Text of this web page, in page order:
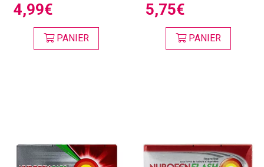
4,99€
PANIER
5,75€
PANIER